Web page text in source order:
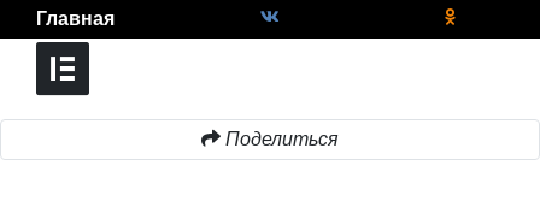
Главная
Поделиться